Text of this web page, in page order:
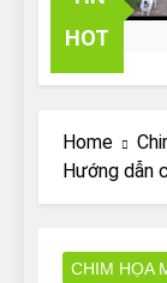
HOT
Home
Hướng dẫn
CHIM HỌA